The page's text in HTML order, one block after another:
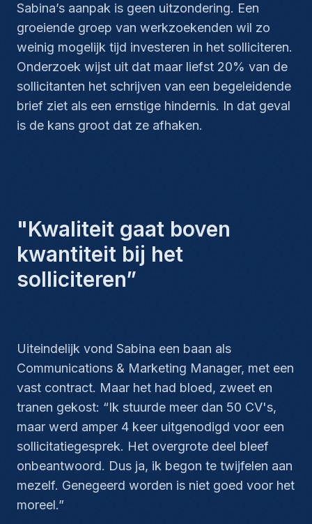
Sabina’s aanpak is geen uitzondering. Een
groeiende groep van werkzoekenden wil zo
weinig mogelijk tijd investeren in het solliciteren.
Onderzoek wijst uit dat maar liefst 20% van de
sollicitanten het schrijven van een begeleidende
brief ziet als een ernstige hindernis. In dat geval
is de kans groot dat ze afhaken.
"Kwaliteit gaat boven
kwantiteit bij het
solliciteren”
Uiteindelijk vond Sabina een baan als
Communications & Marketing Manager, met een
vast contract. Maar het had bloed, zweet en
tranen gekost: “Ik stuurde meer dan 50 CV's,
maar werd amper 4 keer uitgenodigd voor een
sollicitatiegesprek. Het overgrote deel bleef
onbeantwoord. Dus ja, ik begon te twijfelen aan
mezelf. Genegeerd worden is niet goed voor het
moreel.”